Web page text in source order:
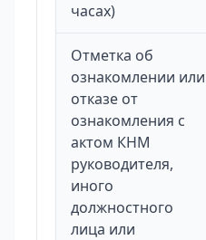
часах)
Отметка об
ознакомлении или
отказе от
ознакомления с
актом КНМ
руководителя,
иного
должностного
лица или